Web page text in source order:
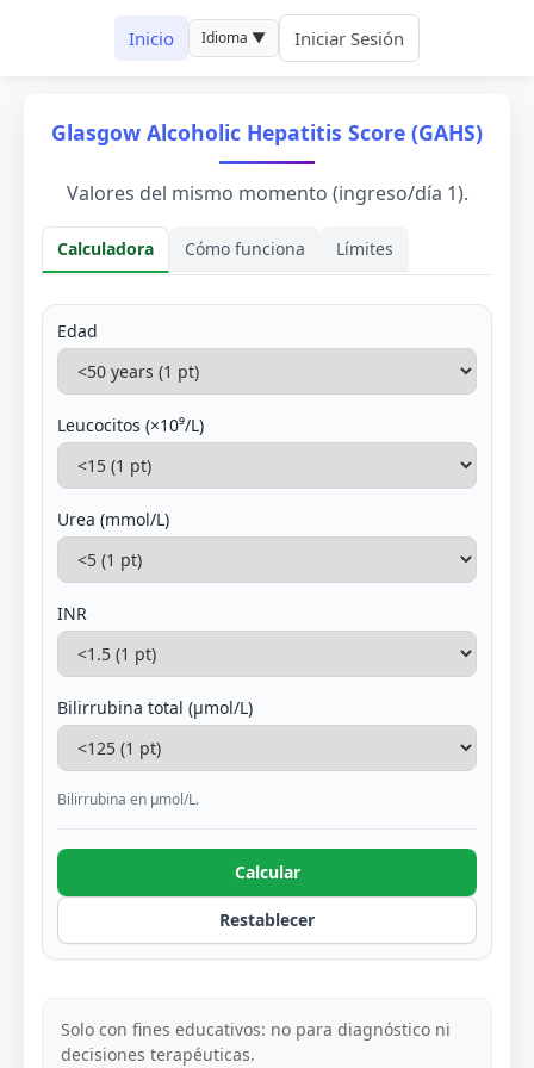
Inicio Idioma ▼ Iniciar Sesión
Glasgow Alcoholic Hepatitis Score (GAHS)
Valores del mismo momento (ingreso/día 1).
Calculadora Cómo funciona Límites
Calculadora
Edad
Leucocitos (×10⁹/L)
Urea (mmol/L)
INR
Bilirrubina total (µmol/L)
Bilirrubina en µmol/L.
Calcular
Restablecer
Solo con fines educativos: no para diagnóstico ni
decisiones terapéuticas.